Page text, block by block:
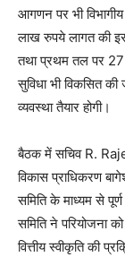
आगणन पर भी
लाख रुपये लागत की
तथा प्रथम तल पर 27
सुविधा भी विकसित
व्यवस्था तैयार होगी।
बैठक में सचिव R.
विकास प्राधिकरण
समिति के माध्यम से
समिति ने परियोजना
वित्तीय स्वीकृति की